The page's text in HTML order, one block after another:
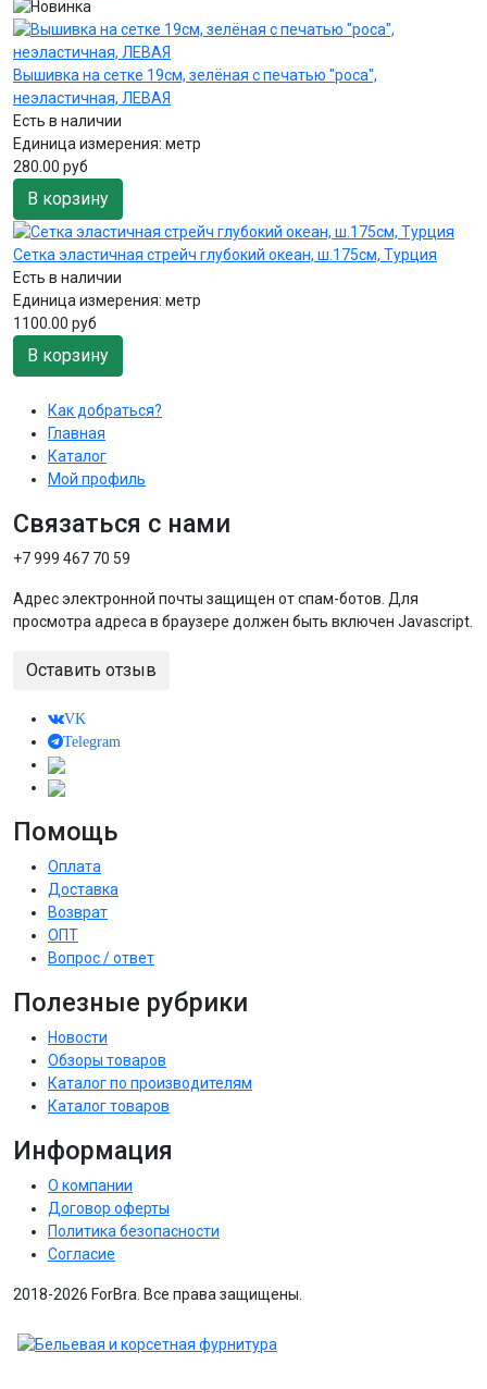
Вышивка на сетке 19см, зелёная с печатью "роса",
неэластичная, ЛЕВАЯ
Есть в наличии
Единица измерения: метр
280.00 руб
В корзину
Сетка эластичная стрейч глубокий океан, ш.175см, Турция
Есть в наличии
Единица измерения: метр
1100.00 руб
В корзину
Как добраться?
Главная
Каталог
Мой профиль
Связаться с нами
+7 999 467 70 59
Адрес электронной почты защищен от спам-ботов. Для
просмотра адреса в браузере должен быть включен Javascript.
Оставить отзыв
VK
Telegram
Помощь
Оплата
Доставка
Возврат
ОПТ
Вопрос / ответ
Полезные рубрики
Новости
Обзоры товаров
Каталог по производителям
Каталог товаров
Информация
О компании
Договор оферты
Политика безопасности
Согласие
2018-2026 ForBra. Все права защищены.